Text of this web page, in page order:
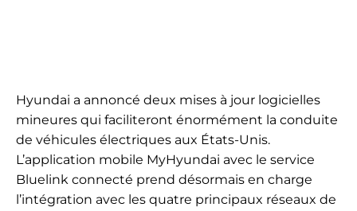
Hyundai a annoncé deux mises à jour logicielles
mineures qui faciliteront énormément la conduite
de véhicules électriques aux États-Unis.
L’application mobile MyHyundai avec le service
Bluelink connecté prend désormais en charge
l’intégration avec les quatre principaux réseaux de